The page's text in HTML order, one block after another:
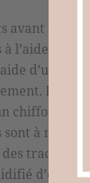
avant toute
d’une
d’un
En cas
chiffon
à
traces
d’eau